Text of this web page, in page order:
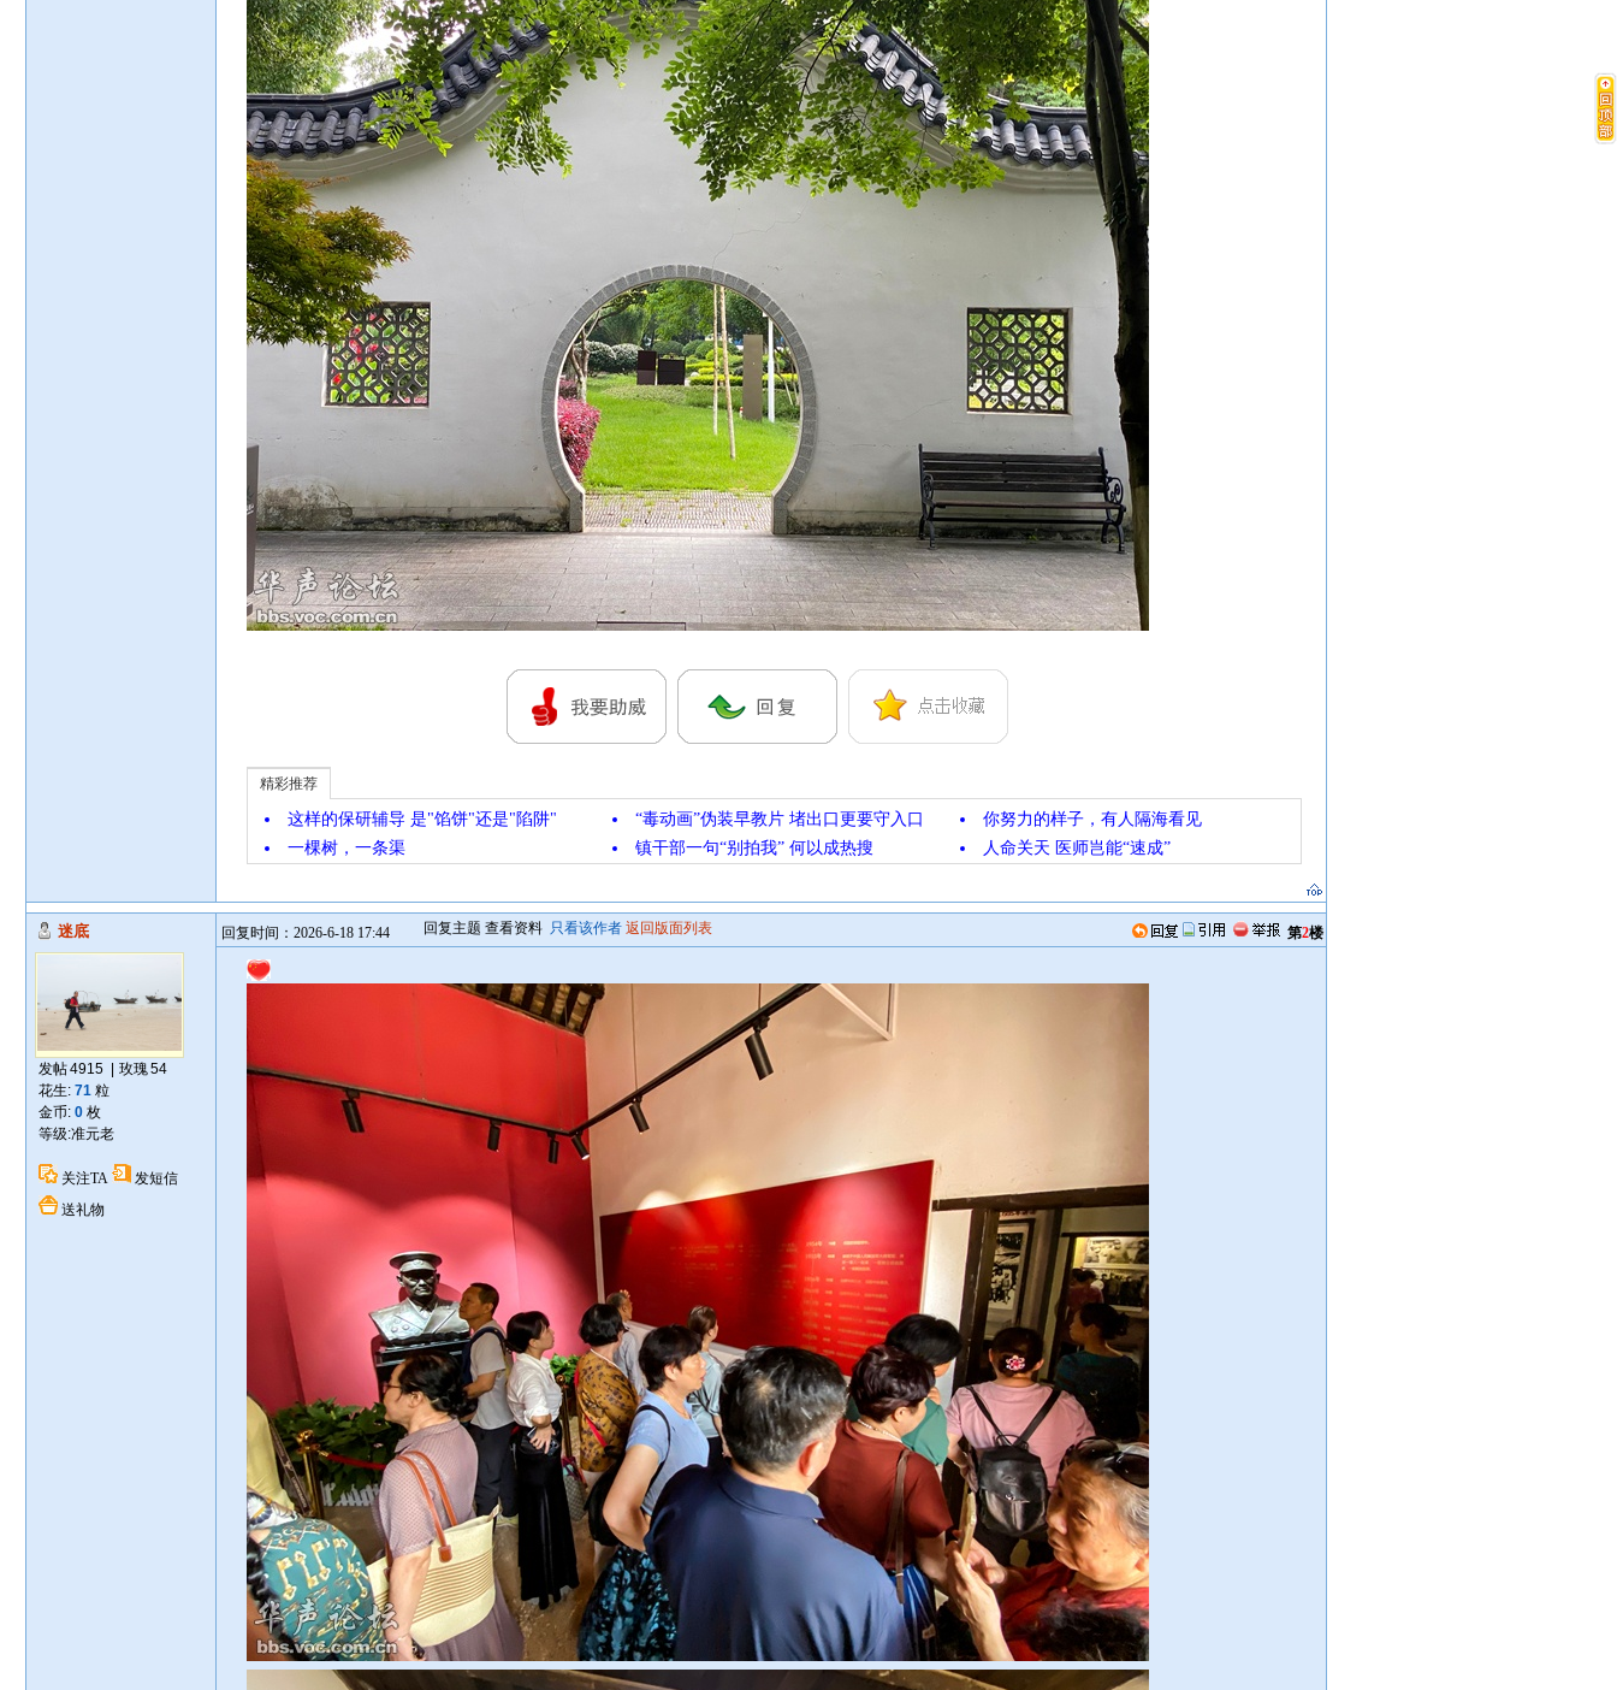
精彩推荐
这样的保研辅导 是"馅饼"还是"陷阱" “毒动画”伪装早教片 堵出口更要守入口
你努力的样子，有人隔海看见
一棵树，一条渠
镇干部一句“别拍我” 何以成热搜 人命关天 医师岂能“速成”
迷底
发帖4915 玫瑰54
花生: 71粒
金币: 0枚
等级:准元老
关注TA
发短信
送礼物
回复时间：2026-6-18 17:44 第2楼
回复主题 查看资料 只看该作者 返回版面列表